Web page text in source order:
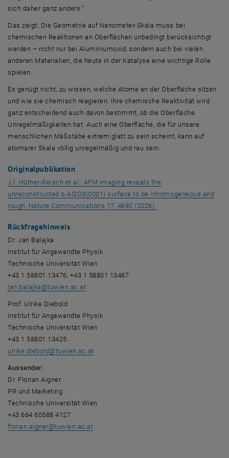
sich daher ganz anders.“
Das zeigt: Die Geometrie auf Nanometer-Skala muss bei
chemischen Reaktionen an Oberflächen unbedingt berücksichtigt
werden – nicht nur bei Aluminiumoxid, sondern auch bei vielen
anderen Materialien, die heute in der Katalyse eine wichtige Rolle
spielen.
Es genügt nicht, zu wissen, welche Atome an der Oberfläche sitzen
und wie sie chemisch reagieren. Ihre chemische Reaktivität wird
ganz entscheidend auch davon bestimmt, ob die Oberfläche
Unregelmäßigkeiten hat. Auch eine Oberfläche, die für unsere
menschlichen Maßstäbe extrem glatt zu sein scheint, kann auf
atomarer Skala völlig unregelmäßig und rau sein.
Originalpublikation
J.I. Hütner-Reisch et al., AFM imaging reveals the
unreconstructed α‑Al2O3(0001) surface to be inhomogeneous and
rough, Nature Communications 17, 4692 (2026).
Rückfragehinweis
Dr. Jan Balajka
Institut für Angewandte Physik
Technische Universität Wien
+43 1 58801 13476, +43 1 58801 13467
jan.balajka @tuwien.ac.at
Prof. Ulrike Diebold
Institut für Angewandte Physik
Technische Universität Wien
+43 1 58801 13425
ulrike.diebold@tuwien.ac.at
Aussender:
Dr. Florian Aigner
PR und Marketing
Technische Universität Wien
+43 664 60588 4127
florian.aigner@tuwien.ac.at